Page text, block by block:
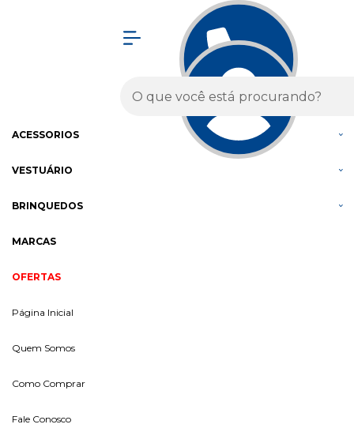
ACESSÓRIOS
VESTUÁRIO
BRINQUEDOS
MARCAS
OFERTAS
Página Inicial
Quem Somos
Como Comprar
Fale Conosco